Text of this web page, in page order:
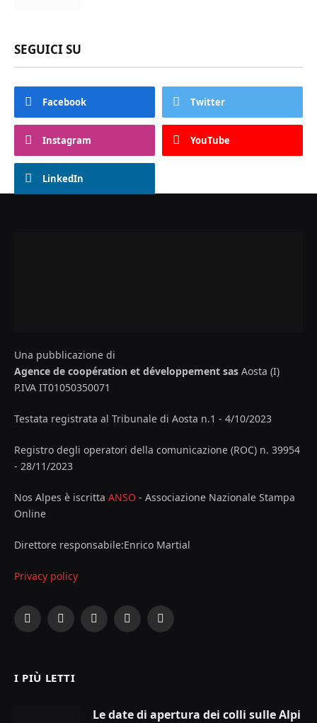
SEGUICI SU
Facebook Twitter
Instagram YouTube
LinkedIn
Una pubblicazione di
Agence de coopération et développement sas Aosta (I)
P.IVA IT01050350071
Testata registrata al Tribunale di Aosta n.1 - 4/10/2023
Registro degli operatori della comunicazione (ROC) n. 39954
- 28/11/2023
Nos Alpes è iscritta ANSO - Associazione Nazionale Stampa
Online
Direttore responsabile:Enrico Martial
Privacy policy
Facebook
X
InstagramYouTubeLinkedIn
I PIÙ LETTI
Le date di apertura dei colli sulle Alpi